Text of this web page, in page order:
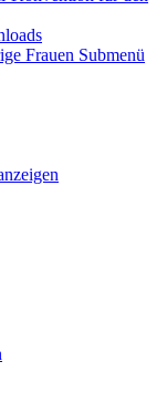
Frauen Submenü